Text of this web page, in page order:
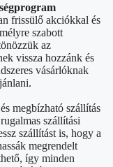
frissülő akciókkal és
szabott
az
vissza hozzánk és
vásárlóknak
megbízható szállítás
szállítási
szállítást is, hogy a
megrendelt
így minden